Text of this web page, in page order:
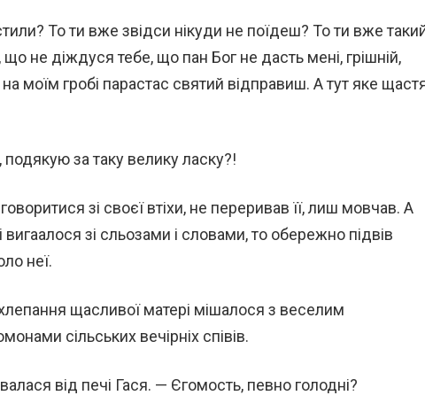
То ти вже звідси нікуди не поїдеш? То ти вже
не діждуся тебе, що пан Бог не дасть мені, грішній,
моїм гробі парастас святий відправиш. А тут яке
за таку велику ласку?!
зі своєї втіхи, не переривав її, лиш мовчав. А
зі сльозами і словами, то обережно підвів
неї.
щасливої матері мішалося з веселим
сільських вечірніх співів.
від печі Гася. — Єгомость, певно голодні?